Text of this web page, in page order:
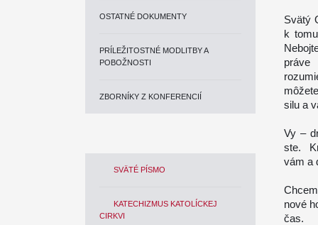
OSTATNÉ DOKUMENTY
PRÍLEŽITOSTNÉ MODLITBY A
POBOŽNOSTI
ZBORNÍKY Z KONFERENCIÍ
SVÄTÉ PÍSMO
KATECHIZMUS KATOLÍCKEJ
CIRKVI
Svätý
k
práve
silu a
Vy –
ste.
vám a
nové
čas.